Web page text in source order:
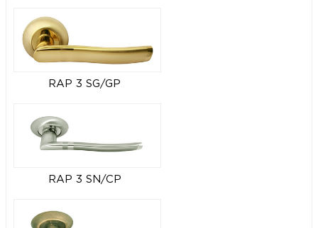
RAP 3 SG/GP
RAP 3 SN/CP